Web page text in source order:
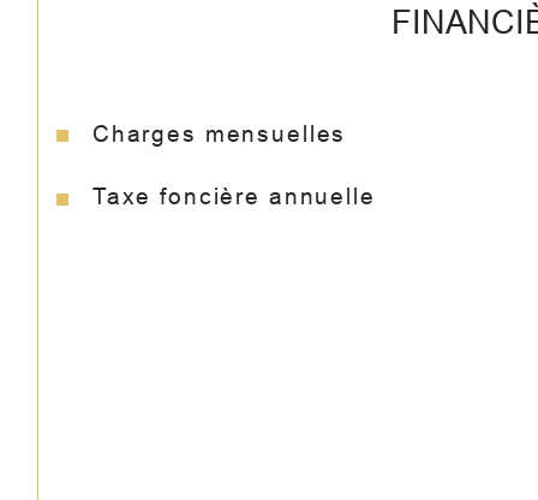
Charges mensuelles
Taxe foncière annuelle